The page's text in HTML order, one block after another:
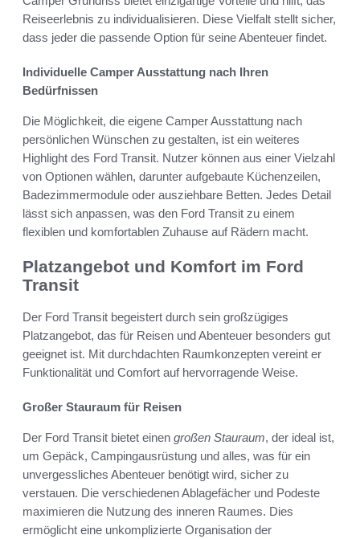
Reiseerlebnis zu individualisieren. Diese Vielfalt stellt sicher,
dass jeder die passende Option für seine Abenteuer findet.
Individuelle Camper Ausstattung nach Ihren
Bedürfnissen
Die Möglichkeit, die eigene Camper Ausstattung nach
persönlichen Wünschen zu gestalten, ist ein weiteres
Highlight des Ford Transit. Nutzer können aus einer Vielzahl
von Optionen wählen, darunter aufgebaute Küchenzeilen,
Badezimmermodule oder ausziehbare Betten. Jedes Detail
lässt sich anpassen, was den Ford Transit zu einem
flexiblen und komfortablen Zuhause auf Rädern macht.
Platzangebot und Komfort im Ford
Transit
Der Ford Transit begeistert durch sein großzügiges
Platzangebot, das für Reisen und Abenteuer besonders gut
geeignet ist. Mit durchdachten Raumkonzepten vereint er
Funktionalität und Comfort auf hervorragende Weise.
Großer Stauraum für Reisen
Der Ford Transit bietet einen großen Stauraum, der ideal ist,
um Gepäck, Campingausrüstung und alles, was für ein
unvergessliches Abenteuer benötigt wird, sicher zu
verstauen. Die verschiedenen Ablagefächer und Podeste
maximieren die Nutzung des inneren Raumes. Dies
ermöglicht eine unkomplizierte Organisation der